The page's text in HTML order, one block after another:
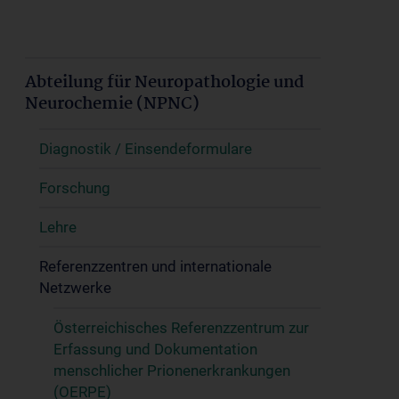
Abteilung für Neuropathologie und
Neurochemie (NPNC)
Diagnostik / Einsendeformulare
Forschung
Lehre
Referenzzentren und internationale
Netzwerke
Österreichisches Referenzzentrum zur
Erfassung und Dokumentation
menschlicher Prionenerkrankungen
(OERPE)